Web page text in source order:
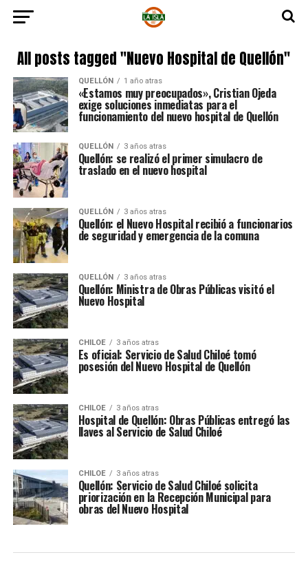
All posts tagged "Nuevo Hospital de Quellón"
QUELLÓN 1 año atras
«Estamos muy preocupados», Cristian Ojeda
exige soluciones inmediatas para el
funcionamiento del nuevo hospital de Quellón
QUELLÓN 3 años atras
Quellón: se realizó el primer simulacro de
traslado en el nuevo hospital
QUELLÓN 3 años atras
Quellón: el Nuevo Hospital recibió a funcionarios
de seguridad y emergencia de la comuna
QUELLÓN 3 años atras
Quellón: Ministra de Obras Públicas visitó el
Nuevo Hospital
CHILOE 3 años atras
Es oficial: Servicio de Salud Chiloé tomó
posesión del Nuevo Hospital de Quellón
CHILOE 3 años atras
Hospital de Quellón: Obras Públicas entregó las
llaves al Servicio de Salud Chiloé
CHILOE 3 años atras
Quellón: Servicio de Salud Chiloé solicita
priorización en la Recepción Municipal para
obras del Nuevo Hospital